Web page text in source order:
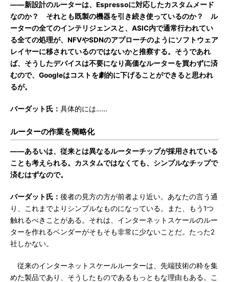
――新設計のルーターは、Espressoに対応したカスタムメード
なのか？ それとも既製の機器を引き続き使っているのか？ ル
ーターの全てのインテリジェンスと、ASIC内で通常行われてい
る全ての処理が、NFVやSDNのアプローチのようにソフトウェア
レイヤーに移されているのではないかと推察する。そうであれ
ば、そうしたデバイスは不要になり高価なルーターを買わずに済
むので、Googleはコストを劇的に下げることができると思われ
るが。
バーダット氏： 具体的には……
ルーターの作業を簡略化
――あるいは、従来とは異なるルーターチップが採用されている
ことも考えられる。カスタムではなくても、シンプルなチップで
済むはずなので。
バーダット氏： 後者の見方の方が前者より近い。あなたの言う通
り、これまでよりシンプルなものになっている。また、もう1つ
触れるべきことがある。それは、インターネットスケールのルー
ターを作れるベンダーがそもそも非常に少ないことだ。たった2
社しかない。
従来のインターネットスケールルーターは、先端技術の粋を集
めた製品であり、そうしたものであるもっともな理由もある。こ